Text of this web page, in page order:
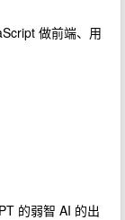
做前端、用
的弱智 AI 的出